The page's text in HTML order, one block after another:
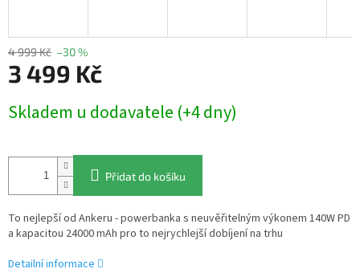
4 999 Kč –30 %
3 499 Kč
cena:
Skladem u dodavatele (+4 dny)
Přidat do košíku
To nejlepší od Ankeru - powerbanka s neuvěřitelným výkonem 140W PD
a kapacitou 24000 mAh pro to nejrychlejší dobíjení na trhu
Detailní informace